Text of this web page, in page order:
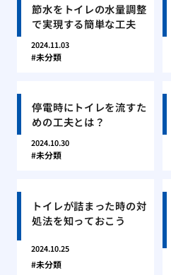
節水をトイレの水量調整
で実現する簡単な工夫
2024.11.03
未分類
停電時にトイレを流すた
めの工夫とは？
2024.10.30
未分類
トイレが詰まった時の対
処法を知っておこう
2024.10.25
未分類